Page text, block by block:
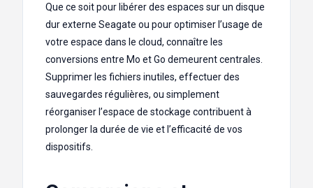
Que ce soit pour libérer des espaces sur un disque
dur externe Seagate ou pour optimiser l’usage de
votre espace dans le cloud, connaître les
conversions entre Mo et Go demeurent centrales.
Supprimer les fichiers inutiles, effectuer des
sauvegardes régulières, ou simplement
réorganiser l’espace de stockage contribuent à
prolonger la durée de vie et l’efficacité de vos
dispositifs.